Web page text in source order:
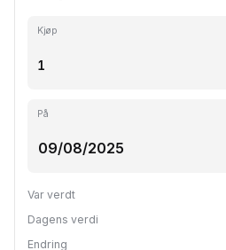
Kjøp
På
Var verdt
Dagens verdi
Endring